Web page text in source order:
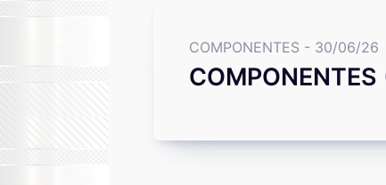
COMPONENTES - 30/06/26